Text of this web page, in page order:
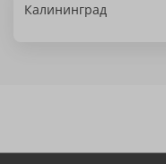
Калининград